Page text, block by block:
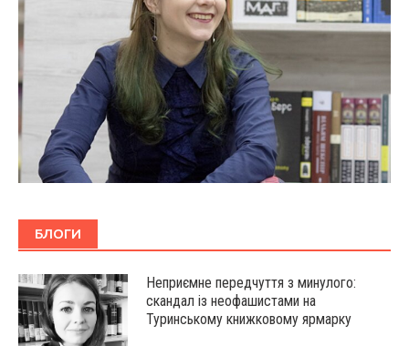
БЛОГИ
Неприємне передчуття з минулого:
скандал із неофашистами на
Туринському книжковому ярмарку